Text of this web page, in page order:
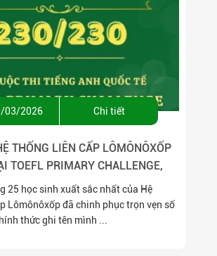
03/2026 Chi tiết
THỐNG LIÊN CẤP LÔMÔNÔXỐP
TOEFL PRIMARY CHALLENGE,
PHỤC CHUNG KẾT CẤP
25 học sinh xuất sắc nhất của Hệ
Lômônôxốp đã chinh phục trọn vẹn số
thức ghi tên mình ...